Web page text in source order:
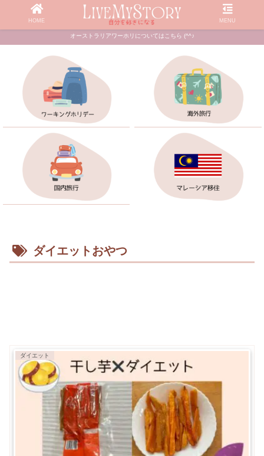
オーストラリアワーホリについてはこちら (^^♪
ダイエットおやつ
ダイエット
HOME MENU